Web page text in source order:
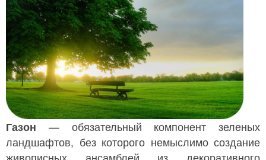
Газон — обязательный компонент зеленых
ландшафтов, без которого немыслимо создание